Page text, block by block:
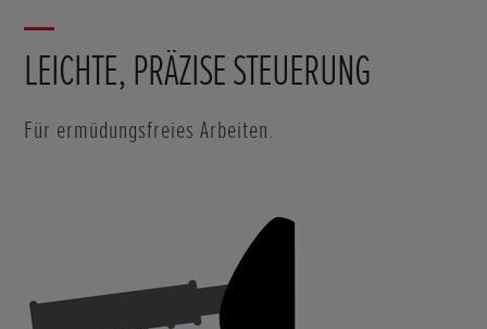
LEICHTE, PRÄZISE STEUERUNG
Für ermüdungsfreies Arbeiten.